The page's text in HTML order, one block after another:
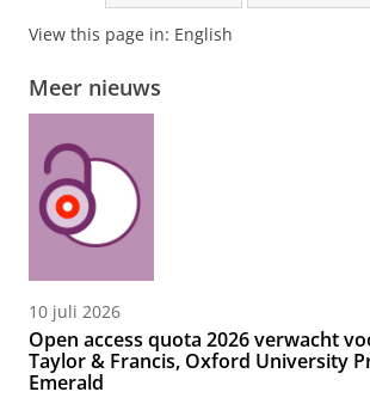
View this page in: English
Meer nieuws
10 juli 2026
Open access quota 2026 verwacht
Taylor & Francis, Oxford University
Emerald